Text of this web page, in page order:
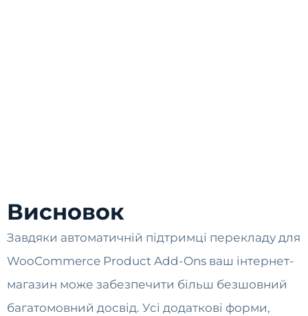
Висновок
Завдяки автоматичній підтримці перекладу для
WooCommerce Product Add-Ons ваш інтернет-
магазин може забезпечити більш безшовний
багатомовний досвід. Усі додаткові форми,